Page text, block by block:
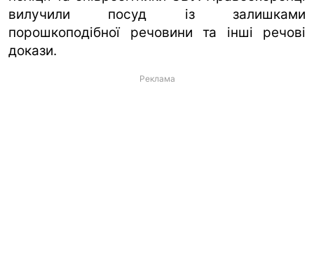
вилучили посуд із залишками
порошкоподібної речовини та інші речові
докази.
Реклама